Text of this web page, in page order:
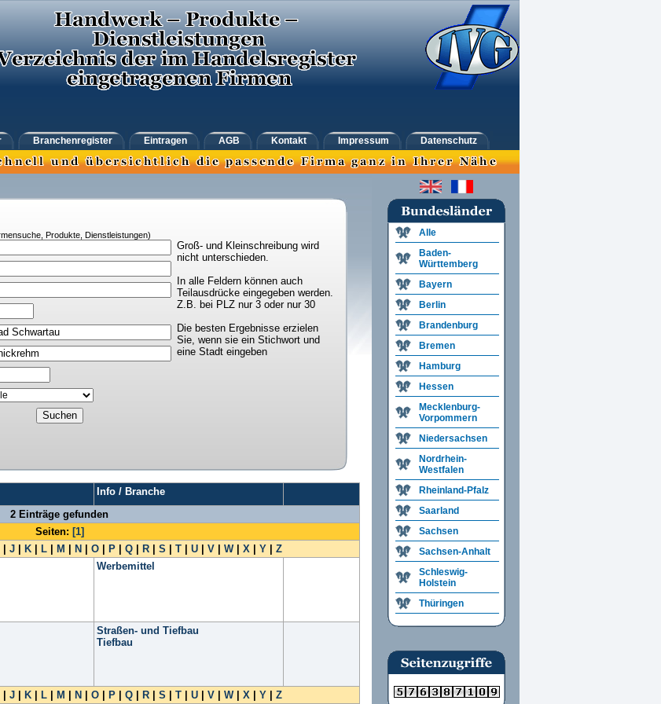
Branchenregister Eintragen AGB Kontakt Impressum Datenschutz
Produkte, Dienstleistungen)
Groß- und Kleinschreibung wird
nicht unterschieden.
In alle Feldern können auch
Teilausdrücke eingegeben werden.
Z.B. bei PLZ nur 3 oder nur 30
Die besten Ergebnisse erzielen
Sie, wenn sie ein Stichwort und
eine Stadt eingeben
Info / Branche
2 Einträge gefunden
Seiten: [1]
J K L M N O P Q R S T U V W| X Y
Z
Werbemittel
Straßen- und Tiefbau
Tiefbau
J K L M N O P Q R S T U V W| X Y
Z
Alle
Baden-
Württemberg
Bayern
Berlin
Brandenburg
Bremen
Hamburg
Hessen
Mecklenburg-
Vorpommern
Niedersachsen
Nordrhein-
Westfalen
Rheinland-Pfalz
Saarland
Sachsen
Sachsen-Anhalt
Schleswig-
Holstein
Thüringen